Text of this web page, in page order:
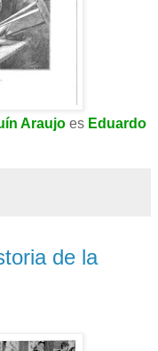
Araujo es Eduardo
de la